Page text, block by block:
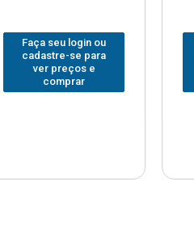
Faça seu login ou
cadastre-se para
ver preços e
comprar